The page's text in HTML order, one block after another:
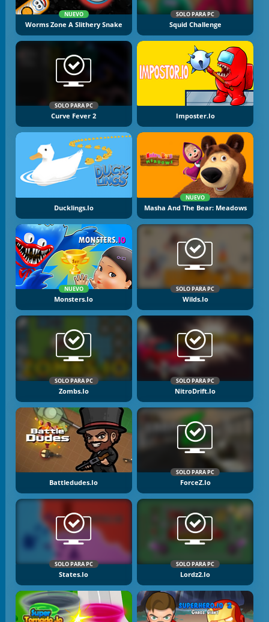
NUEVO
Worms Zone A Slithery Snake
SOLO PARA PC
Squid Challenge
SOLO PARA PC
Curve Fever 2 Imposter.io
Ducklings.io
NUEVO
Masha And The Bear: Meadows
NUEVO
Monsters.io
SOLO PARA PC
Wilds.io
SOLO PARA PC
Zombs.io
SOLO PARA PC
NitroDrift.io
Battledudes.io
SOLO PARA PC
ForceZ.io
SOLO PARA PC
States.io
SOLO PARA PC
Lordz2.io